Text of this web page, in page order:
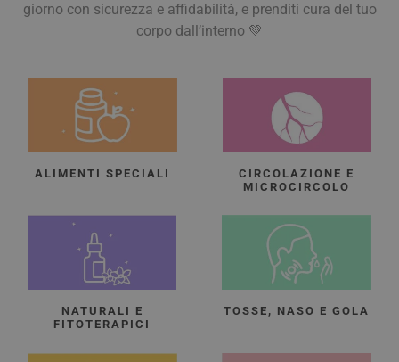
giorno con sicurezza e affidabilità, e prenditi cura del tuo
corpo dall’interno 💚
ALIMENTI SPECIALI
CIRCOLAZIONE E
MICROCIRCOLO
NATURALI E
FITOTERAPICI
TOSSE, NASO E GOLA